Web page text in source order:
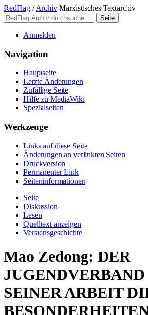
RedFlag / Archiv Marxistisches Textarchiv
Anmelden
Navigation
Hauptseite
Letzte Änderungen
Zufällige Seite
Hilfe zu MediaWiki
Spezialseiten
Werkzeuge
Links auf diese Seite
Änderungen an verlinkten Seiten
Druckversion
Permanenter Link
Seiten­­informationen
Seite
Diskussion
Lesen
Quelltext anzeigen
Versionsgeschichte
Mao Zedong: DER
SEINER ARBEIT